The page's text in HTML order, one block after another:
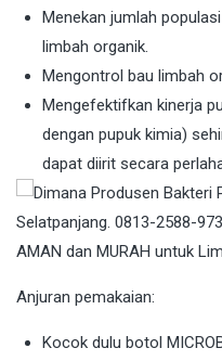
Menekan jumlah
limbah organik.
Mengontrol bau limbah
Mengefektifkan kinerja
dengan pupuk kimia)
dapat diirit secara
Anjuran pemakaian:
Kocok dulu botol